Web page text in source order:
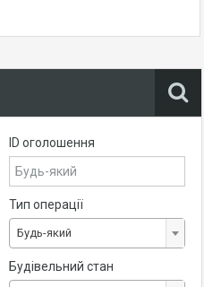
ID оголошення
Тип операції
Будь-який
Будівельний стан